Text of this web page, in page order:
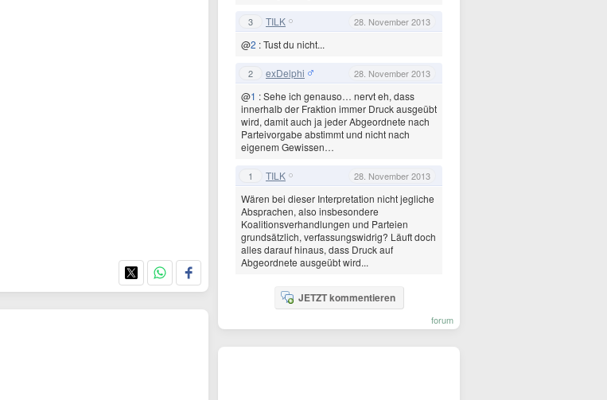
3 TILK 28. November 2013
@2 : Tust du nicht...
2 exDelphi 28. November 2013
@1 : Sehe ich genauso… nervt eh, dass
innerhalb der Fraktion immer Druck ausgeübt
wird, damit auch ja jeder Abgeordnete nach
Parteivorgabe abstimmt und nicht nach
eigenem Gewissen…
1 TILK 28. November 2013
Wären bei dieser Interpretation nicht jegliche
Absprachen, also insbesondere
Koalitionsverhandlungen und Parteien
grundsätzlich, verfassungswidrig? Läuft doch
alles darauf hinaus, dass Druck auf
Abgeordnete ausgeübt wird...
JETZT kommentieren
forum